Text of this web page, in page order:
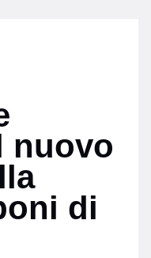
nuovo
di